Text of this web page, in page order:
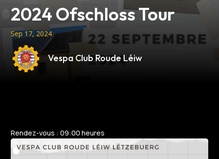
2024 Ofschloss Tour
Sep 17, 2024
Vespa Club Roude Léiw
Rendez-vous : 09:00 heures